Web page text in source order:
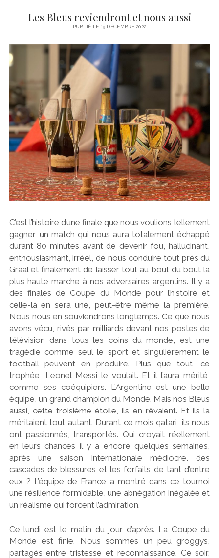
Y
e
s
L
e
B
o
r
g
n
'
Les Bleus reviendront et nous aussi
PUBLIÉ LE 19 DÉCEMBRE 2022
C’est l’histoire d’une finale que nous voulions tellement
gagner, un match qui nous aura totalement échappé
durant 80 minutes avant de devenir fou, hallucinant,
enthousiasmant, irréel, de nous conduire tout près du
Graal et finalement de laisser tout au bout du bout la
plus haute marche à nos adversaires argentins. Il y a
des finales de Coupe du Monde pour l’histoire et
celle-là en sera une, peut-être même la première.
Nous nous en souviendrons longtemps. Ce que nous
avons vécu, rivés par milliards devant nos postes de
télévision dans tous les coins du monde, est une
tragédie comme seul le sport et singulièrement le
football peuvent en produire. Plus que tout, ce
trophée, Leonel Messi le voulait. Et il l’aura mérité,
comme ses coéquipiers. L’Argentine est une belle
équipe, un grand champion du Monde. Mais nos Bleus
aussi, cette troisième étoile, ils en rêvaient. Et ils la
méritaient tout autant. Durant ce mois qatari, ils nous
ont passionnés, transportés. Qui croyait réellement
en leurs chances il y a encore quelques semaines,
après une saison internationale médiocre, des
cascades de blessures et les forfaits de tant d’entre
eux ? L’équipe de France a montré dans ce tournoi
une résilience formidable, une abnégation inégalée et
un réalisme qui forcent l’admiration.
Ce lundi est le matin du jour d’après. La Coupe du
Monde est finie. Nous sommes un peu groggys,
partagés entre tristesse et reconnaissance. Ce soir,